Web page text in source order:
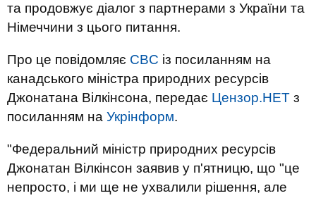
та продовжує діалог з партнерами з України та
Німеччини з цього питання.
Про це повідомляє CBC із посиланням на
канадського міністра природних ресурсів
Джонатана Вілкінсона, передає Цензор.НЕТ з
посиланням на Укрінформ.
"Федеральний міністр природних ресурсів
Джонатан Вілкінсон заявив у п'ятницю, що "це
непросто, і ми ще не ухвалили рішення, але